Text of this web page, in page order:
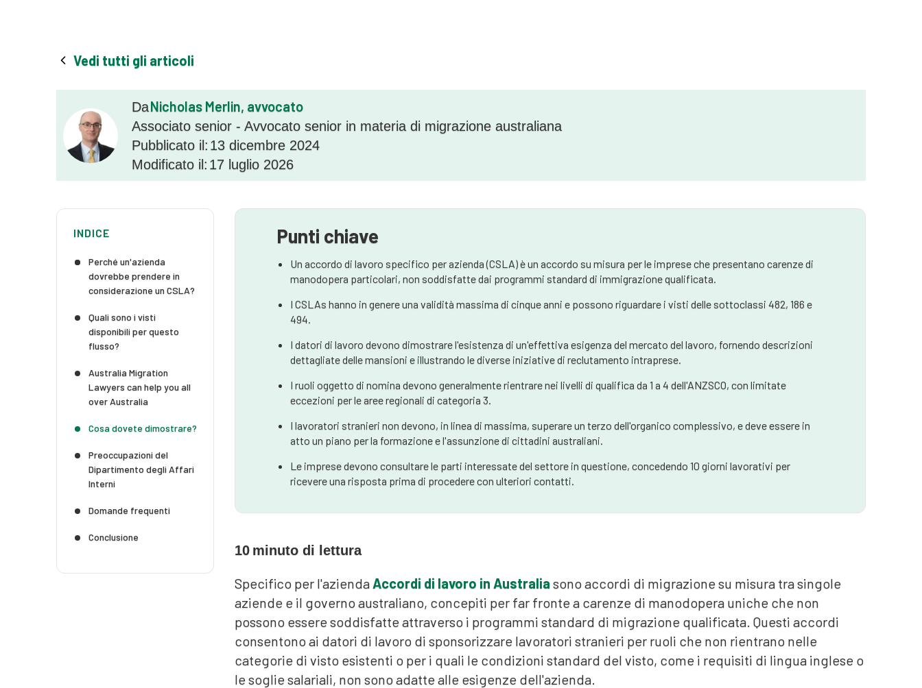
Vedi tutti gli articoli
DaNicholas Merlin, avvocato
Associato senior - Avvocato senior in materia di migrazione australiana
Pubblicato il: 13 dicembre 2024
Modificato il: 17 luglio 2026
INDICE
Perché un'azienda
dovrebbe prendere in
considerazione un CSLA?
Quali sono i visti
disponibili per questo
flusso?
Australia Migration
Lawyers can help you all
over Australia
Cosa dovete dimostrare?
Preoccupazioni del
Dipartimento degli Affari
Interni
Domande frequenti
Conclusione
Punti chiave
Un accordo di lavoro specifico per azienda (CSLA) è un accordo su misura per le imprese che presentano carenze di
manodopera particolari, non soddisfatte dai programmi standard di immigrazione qualificata.
I CSLAs hanno in genere una validità massima di cinque anni e possono riguardare i visti delle sottoclassi 482, 186 e
494.
I datori di lavoro devono dimostrare l'esistenza di un'effettiva esigenza del mercato del lavoro, fornendo descrizioni
dettagliate delle mansioni e illustrando le diverse iniziative di reclutamento intraprese.
I ruoli oggetto di nomina devono generalmente rientrare nei livelli di qualifica da 1 a 4 dell'ANZSCO, con limitate
eccezioni per le aree regionali di categoria 3.
I lavoratori stranieri non devono, in linea di massima, superare un terzo dell'organico complessivo, e deve essere in
atto un piano per la formazione e l'assunzione di cittadini australiani.
Le imprese devono consultare le parti interessate del settore in questione, concedendo 10 giorni lavorativi per
ricevere una risposta prima di procedere con ulteriori contatti.
10 minuto di lettura
Specifico per l'aziendaAccordi di lavoro in Australia sono accordi di migrazione su misura tra singole
aziende e il governo australiano, concepiti per far fronte a carenze di manodopera uniche che non
possono essere soddisfatte attraverso i programmi standard di migrazione qualificata. Questi accordi
consentono ai datori di lavoro di sponsorizzare lavoratori stranieri per ruoli che non rientrano nelle
categorie di visto esistenti o per i quali le condizioni standard del visto, come i requisiti di lingua inglese o
le soglie salariali, non sono adatte alle esigenze dell'azienda.